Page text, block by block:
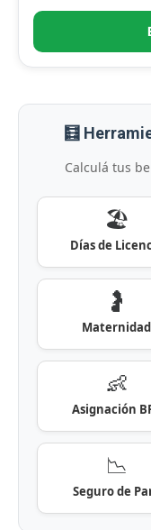
🧮
Calculá tus
🏖️
Días de
🤰
Maternidad
👶
Asignación
📉
Seguro de